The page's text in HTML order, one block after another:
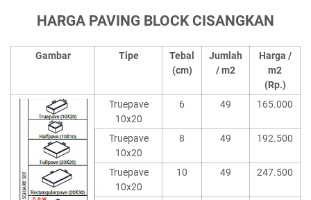
HARGA PAVING BLOCK CISANGKAN
Gambar Tipe
Tebal
(cm)
Jumlah
/ m2
Harga /
m2
(Rp.)
Truepave
10x20
6 49 165.000
Truepave
10x20
8 49 192.500
Truepave
10x20
10 49 247.500